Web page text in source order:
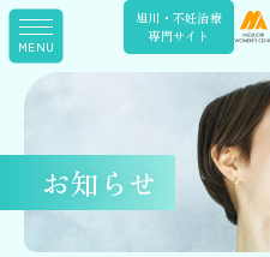
旭川・不妊治療
専門サイト
お知らせ